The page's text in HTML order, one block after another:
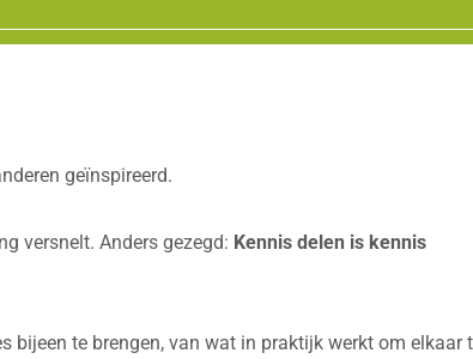
geïnspireerd.
versnelt. Anders gezegd: Kennis delen is kennis
bijeen te brengen, van wat in praktijk werkt om elkaar